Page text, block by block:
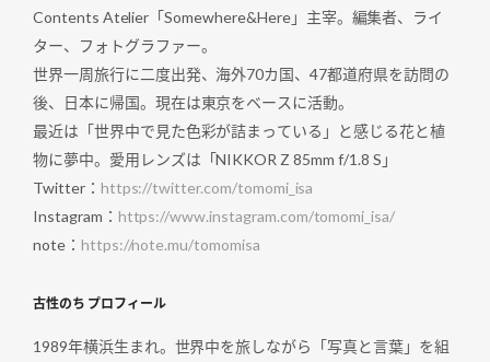
Contents Atelier「Somewhere&Here」主宰。編集者、ライ
ター、フォトグラファー。
世界一周旅行に二度出発、海外70カ国、47都道府県を訪問の
後、日本に帰国。現在は東京をベースに活動。
最近は「世界中で見た色彩が詰まっている」と感じる花と植
物に夢中。愛用レンズは「NIKKOR Z 85mm f/1.8 S」
Twitter： https://twitter.com/tomomi_isa
Instagram： https://www.instagram.com/tomomi_isa/
note： https://note.mu/tomomisa
古性のち プロフィール
1989年横浜生まれ。世界中を旅しながら「写真と言葉」を組